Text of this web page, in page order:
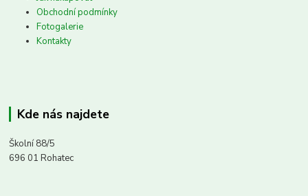
Obchodní podmínky
Fotogalerie
Kontakty
Kde nás najdete
Školní 88/5
696 01 Rohatec